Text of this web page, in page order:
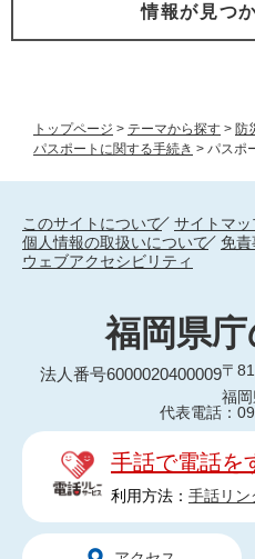
トップページ > テーマから探す > 防
パスポートに関する手続き > パスポ
情報が見つ
このサイトについて
サイトマッ
個人情報の取扱いについて
免責
ウェブアクセシビリティ
福岡県
法人番号6000020400009〒
福
代表電話：
手話で電話を
利用方法： 手話リン